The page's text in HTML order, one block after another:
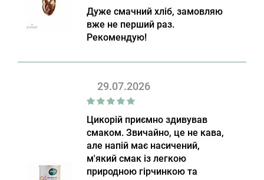
Дуже смачний хліб, замовляю
вже не перший раз.
Рекомендую!
29.07.2026
Цикорій приємно здивував
смаком. Звичайно, це не кава,
але напій має насичений,
м'який смак із легкою
природною гірчинкою та